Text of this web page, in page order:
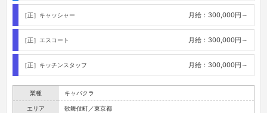
［正］キャッシャー 月給：300,000円～
［正］エスコート 月給：300,000円～
［正］キッチンスタッフ 月給：300,000円～
業種 キャバクラ
エリア 歌舞伎町／東京都